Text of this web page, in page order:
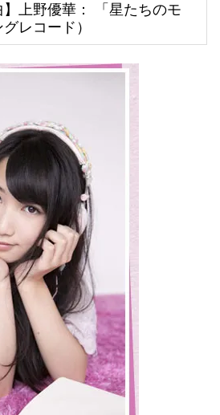
】上野優華： 「星たちのモ
レコード）